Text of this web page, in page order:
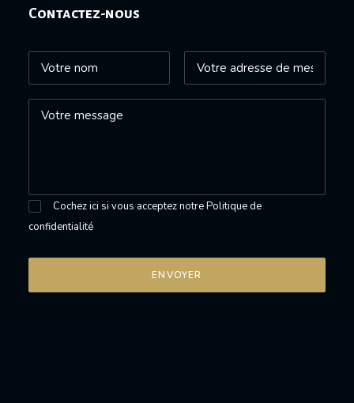
Contactez-nous
Cochez ici si vous acceptez notrePolitique de
confidentialité